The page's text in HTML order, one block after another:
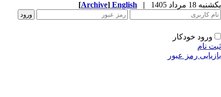
18 مرداد 1405 |
English
[Archive]
ورود خودکار
نام
رمز عبور